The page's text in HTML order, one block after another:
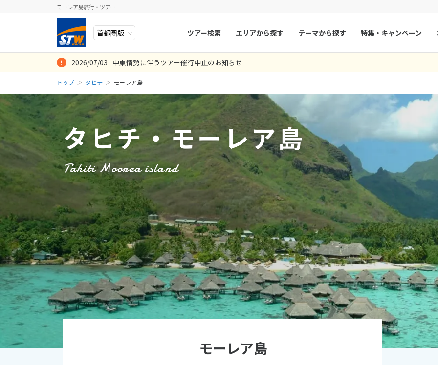
モーレア島旅行・ツアー
ツアー検索 エリアから探す
ヨーロッパ
中近東・トルコ
アフリカ
アジア
ロシア・中央アジア
アメリカ・カナダ
中南米・カリブ海
モルディブ・他インド洋
太平洋地域
オセアニア
ハワイ
イタリア
ベルギー
ルクセンブルク
イギリス
スイス
チェコ
ポーランド
スロヴァキア
アイスランド
スウェーデン
デンマーク
ラトビア
リトアニア
ギリシャ
スロヴェニア
モンテネグロ
ブルガリア
北マケドニア
ボスニア・ヘルツェゴビナ セルビア
テーマから探す
人気のテーマ
お得な旅
誰と行く？
秋旅
特集・キャンペーン
2026/07/03 中東情勢に伴うツアー催行中止のお知らせ
トップ タヒチ モーレア島
タヒチ・モーレア島
Tahiti Moorea island
モーレア島
月 火 水 木 金
1
2
3 5 6 7
10 11 12 14
15
16
18 19 21
22
24 26 28
29
月 火 水
6
9
10
13
17
20
21 22 23
27
28 30
2026年10月 10月未定
日 月 火 水 木 金
土
1
2
3
4
5 6 7 8 9
10
12 13 14 15 16
17
26 27 28 29
2026年11月
日 月 火 水
木
1
2 3 4
5
8
9 10 11
12
15
16 17 18
19
24 25
26